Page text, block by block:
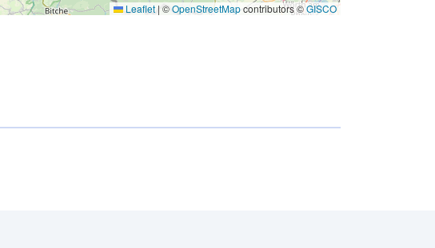
Leaflet | ©OpenStreetMapcontributors ©GISCO